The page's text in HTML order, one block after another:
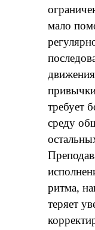
мало
требует
среду
ритма,
теряет